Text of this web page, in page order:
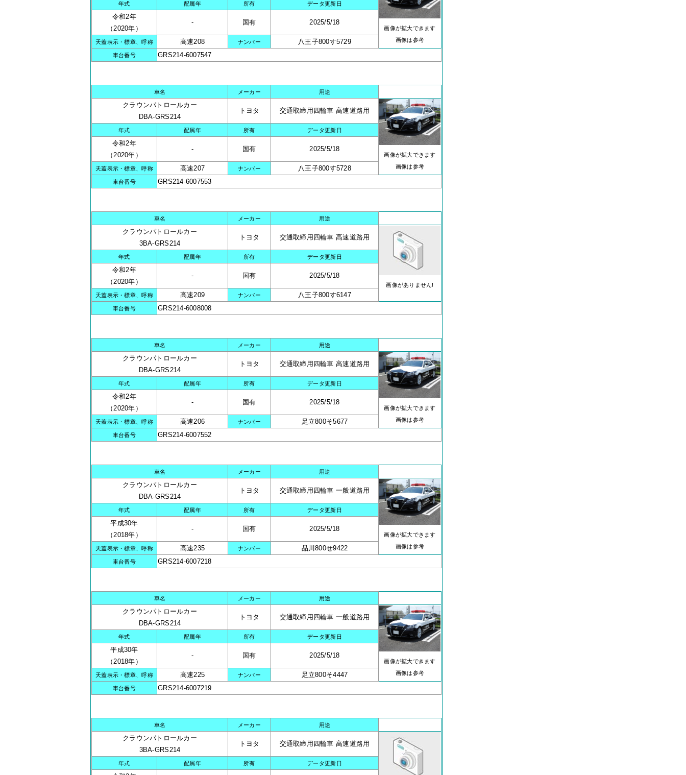
画像が拡大できます
画像は参考
年式 配属年 所有 データ更新日
令和2年
（2020年）
- 国有 2025/5/18
天蓋表示・標章、呼称 高速208 ナンバー 八王子800す5729
車台番号 GRS214-6007547
車名 メーカー 用途
クラウンパトロールカー
DBA-GRS214
トヨタ 交通取締用四輪車 高速道路用
画像が拡大できます
画像は参考
年式 配属年 所有 データ更新日
令和2年
（2020年）
- 国有 2025/5/18
天蓋表示・標章、呼称 高速207 ナンバー 八王子800す5728
車台番号 GRS214-6007553
車名 メーカー 用途
クラウンパトロールカー
3BA-GRS214
トヨタ 交通取締用四輪車 高速道路用
画像がありません!
年式 配属年 所有 データ更新日
令和2年
（2020年）
- 国有 2025/5/18
天蓋表示・標章、呼称 高速209 ナンバー 八王子800す6147
車台番号 GRS214-6008008
車名 メーカー 用途
クラウンパトロールカー
DBA-GRS214
トヨタ 交通取締用四輪車 高速道路用
画像が拡大できます
画像は参考
年式 配属年 所有 データ更新日
令和2年
（2020年）
- 国有 2025/5/18
天蓋表示・標章、呼称 高速206 ナンバー 足立800そ5677
車台番号 GRS214-6007552
車名 メーカー 用途
クラウンパトロールカー
DBA-GRS214
トヨタ 交通取締用四輪車 一般道路用
画像が拡大できます
画像は参考
年式 配属年 所有 データ更新日
平成30年
（2018年）
- 国有 2025/5/18
天蓋表示・標章、呼称 高速235 ナンバー 品川800せ9422
車台番号 GRS214-6007218
車名 メーカー 用途
クラウンパトロールカー
DBA-GRS214
トヨタ 交通取締用四輪車 一般道路用
画像が拡大できます
画像は参考
年式 配属年 所有 データ更新日
平成30年
（2018年）
- 国有 2025/5/18
天蓋表示・標章、呼称 高速225 ナンバー 足立800そ4447
車台番号 GRS214-6007219
車名 メーカー 用途
クラウンパトロールカー
3BA-GRS214
トヨタ 交通取締用四輪車 高速道路用
年式 配属年 所有 データ更新日